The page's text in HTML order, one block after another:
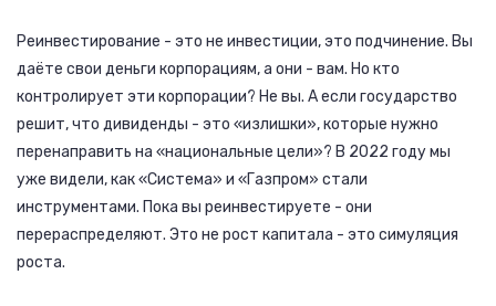
Реинвестирование - это не инвестиции, это подчинение. Вы
даёте свои деньги корпорациям, а они - вам. Но кто
контролирует эти корпорации? Не вы. А если государство
решит, что дивиденды - это «излишки», которые нужно
перенаправить на «национальные цели»? В 2022 году мы
уже видели, как «Система» и «Газпром» стали
инструментами. Пока вы реинвестируете - они
перераспределяют. Это не рост капитала - это симуляция
роста.